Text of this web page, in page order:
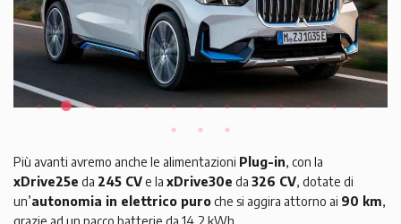
Più avanti avremo anche le alimentazioni Plug-in, con la
xDrive25e da 245 CVe la xDrive30e da 326 CV, dotate di
un’autonomia in elettrico puroche si aggira attorno ai 90 km,